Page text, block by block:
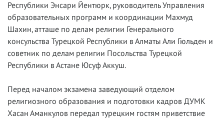
Республики Энсари Йентюрк, руководитель Управления
образовательных программ и координации Махмуд
Шахин, атташе по делам религии Генерального
консульства Турецкой Республики в Алматы Али Гюльден и
советник по делам религии Посольства Турецкой
Республики в Астане Юсуф Аккуш.
Перед началом экзамена заведующий отделом
религиозного образования и подготовки кадров ДУМК
Хасан Аманкулов передал турецким гостям приветствие